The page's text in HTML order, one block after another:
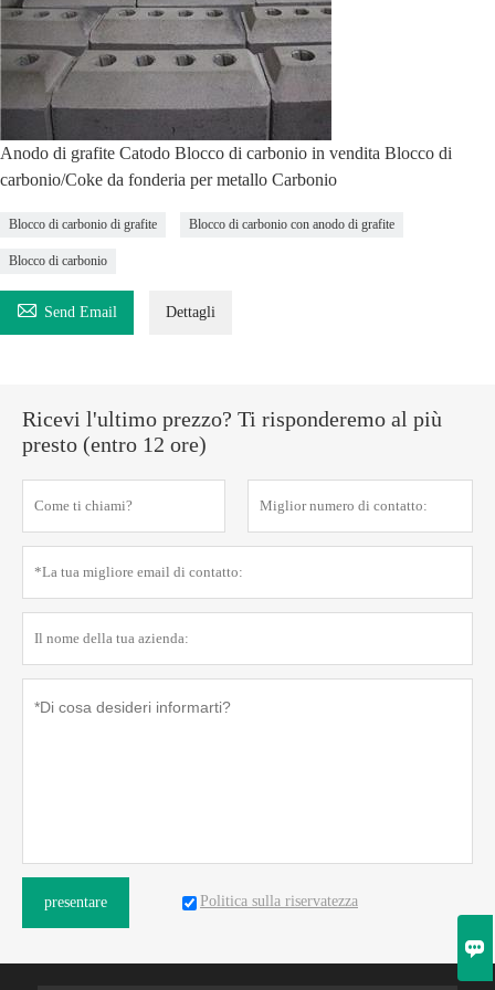
Anodo di grafite Catodo Blocco di carbonio in vendita Blocco di
carbonio/Coke da fonderia per metallo Carbonio
Blocco di carbonio di grafite Blocco di carbonio con anodo di grafite
Blocco di carbonio
 Send Email Dettagli
Ricevi l'ultimo prezzo? Ti risponderemo al più
presto (entro 12 ore)
presentare Politica sulla riservatezza
